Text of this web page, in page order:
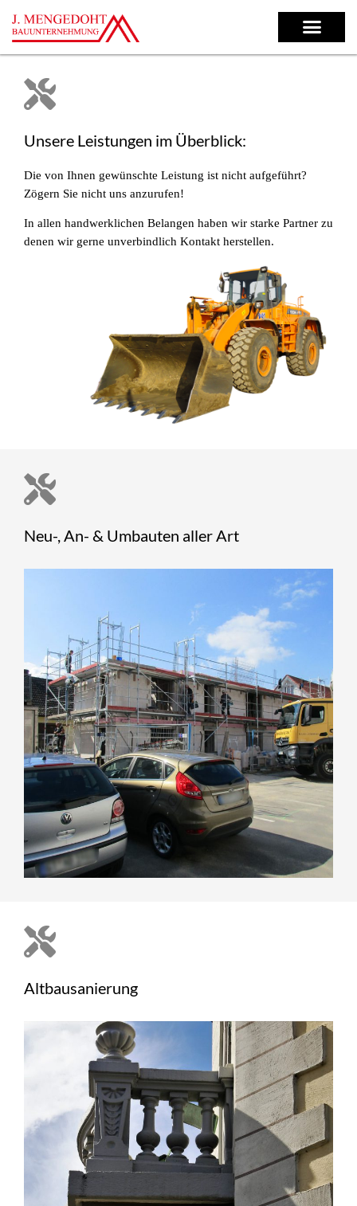
Unsere Leistungen im Überblick:
Die von Ihnen gewünschte Leistung ist nicht aufgeführt?
Zögern Sie nicht uns anzurufen!
In allen handwerklichen Belangen haben wir starke Partner zu
denen wir gerne unverbindlich Kontakt herstellen.
Neu-, An- & Umbauten aller Art
Altbausanierung